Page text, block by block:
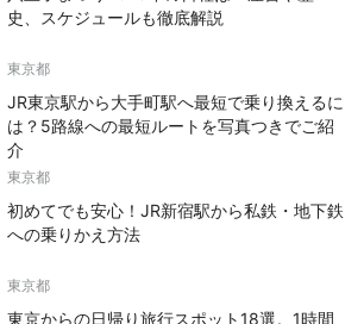
史、スケジュールも徹底解説
東京都
JR東京駅から大手町駅へ最短で乗り換えるに
は？5路線への最短ルートを写真つきでご紹
介
東京都
初めてでも安心！JR新宿駅から私鉄・地下鉄
への乗りかえ方法
東京都
東京からの日帰り旅行スポット18選。1時間